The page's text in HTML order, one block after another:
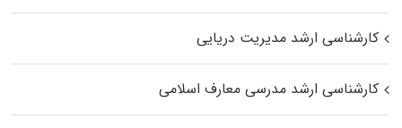
کارشناسی ارشد مدیریت دریایی
کارشناسی ارشد مدرسی معارف اسلامی